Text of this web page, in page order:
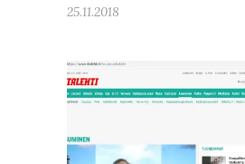
25.11.2018